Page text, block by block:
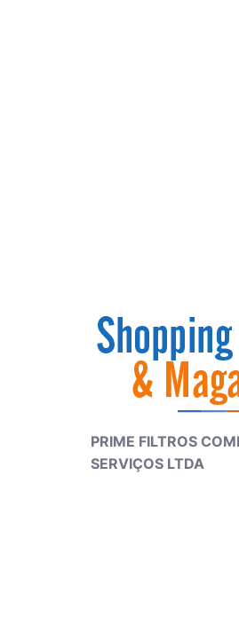
PRIME FILTROS
SERVIÇOS LTDA